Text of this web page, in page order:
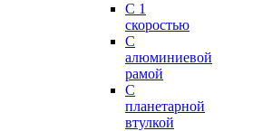
С 1
скоростью
С
алюминиевой
рамой
С
планетарной
втулкой